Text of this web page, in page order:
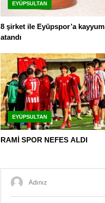
EYÜPSULTAN
8 şirket ile Eyüpspor’a kayyum
atandı
EYÜPSULTAN
RAMİ SPOR NEFES ALDI